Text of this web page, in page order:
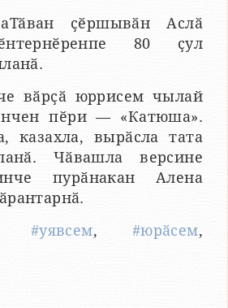
ҫӗршывӑн Аслӑ
80 ҫул
вӑрҫӑ юррисем чылай
пӗри — «Катюша».
казахла, вырӑсла тата
Чӑвашла версине
пурӑнакан Алена
#уявсем, #юрӑсем,